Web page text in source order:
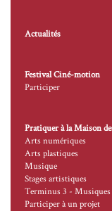
Actualités
Festival Ciné-motion
Participer
Pratiquer à la Maison
Arts numériques
Arts plastiques
Musique
Stages artistiques
Terminus 3 - Musiques
Participer à un projet